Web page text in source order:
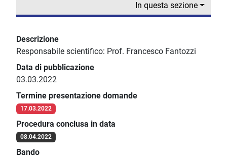
In questa sezione
Descrizione
Responsabile scientifico: Prof. Francesco Fantozzi
Data di pubblicazione
03.03.2022
Termine presentazione domande
17.03.2022
Procedura conclusa in data
08.04.2022
Bando